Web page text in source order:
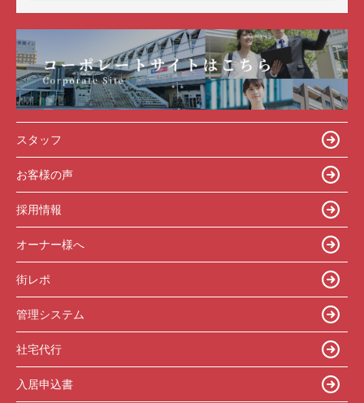
スタッフ
お客様の声
採用情報
オーナー様へ
街レポ
管理システム
社宅代行
入居申込書